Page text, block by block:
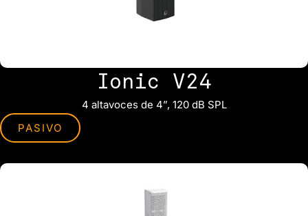
Ionic V24
4 altavoces de 4”, 120 dB SPL
PASIVO